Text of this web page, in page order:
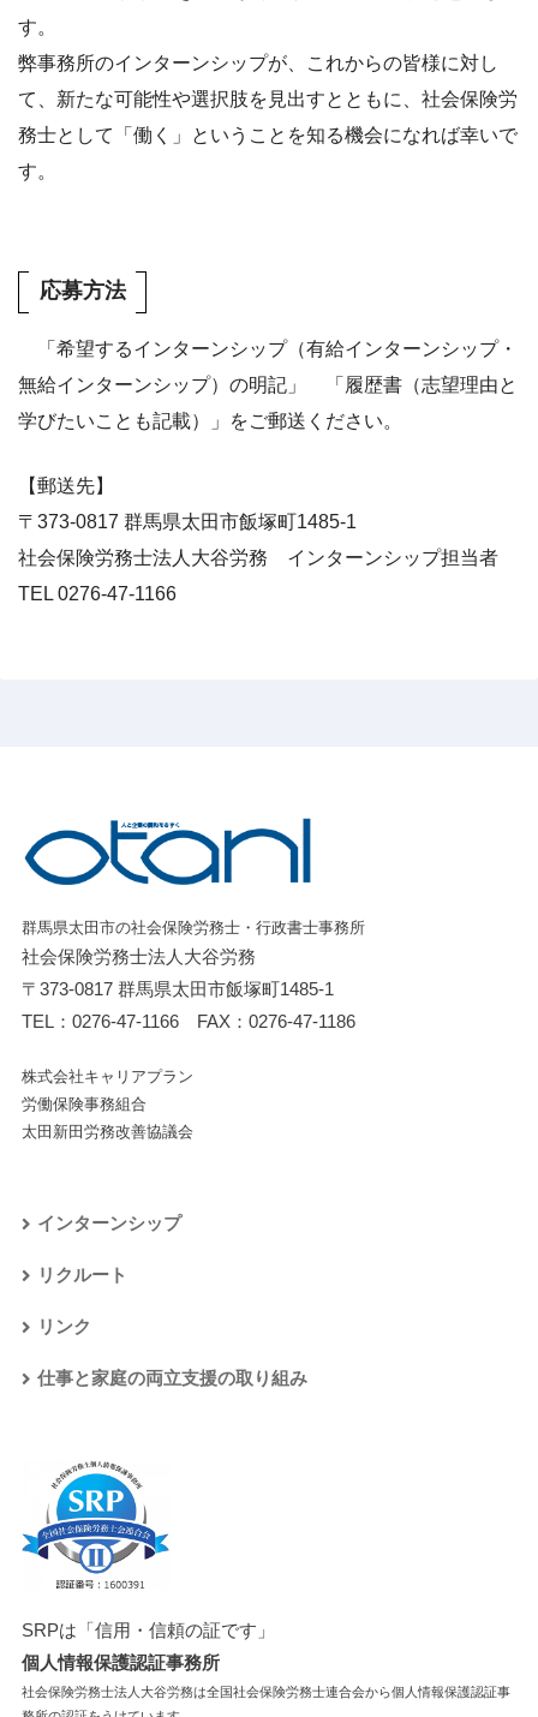
す。
弊事務所のインターンシップが、これからの皆様に対し
て、新たな可能性や選択肢を見出すとともに、社会保険労
務士として「働く」ということを知る機会になれば幸いで
す。
応募方法
「希望するインターンシップ（有給インターンシップ・
無給インターンシップ）の明記」 「履歴書（志望理由と
学びたいことも記載）」をご郵送ください。
【郵送先】
〒373-0817 群馬県太田市飯塚町1485-1
社会保険労務士法人大谷労務 インターンシップ担当者
TEL 0276-47-1166
群馬県太田市の社会保険労務士・行政書士事務所
社会保険労務士法人大谷労務
〒373-0817 群馬県太田市飯塚町1485-1
TEL： 0276-47-1166FAX：0276-47-1186
株式会社キャリアプラン
労働保険事務組合
太田新田労務改善協議会
インターンシップ
リクルート
リンク
仕事と家庭の両立支援の取り組み
SRPは「信用・信頼の証です」
個人情報保護認証事務所
社会保険労務士法人大谷労務は全国社会保険労務士連合会から個人情報保護認証事